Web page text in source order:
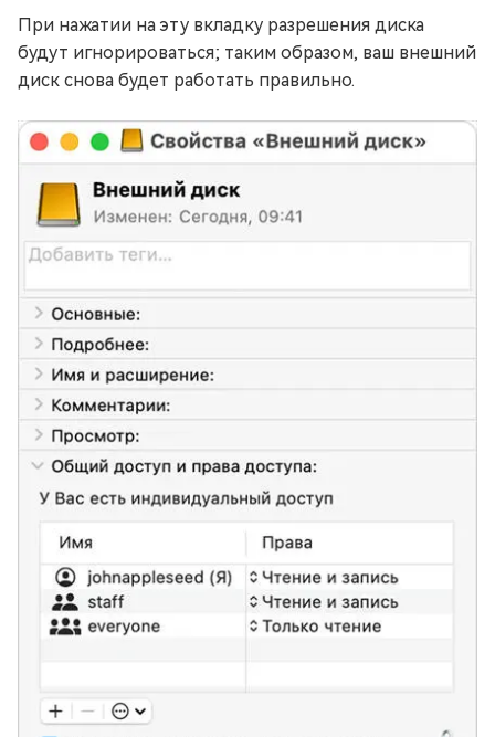
При нажатии на эту вкладку разрешения диска
будут игнорироваться; таким образом, ваш внешний
диск снова будет работать правильно.